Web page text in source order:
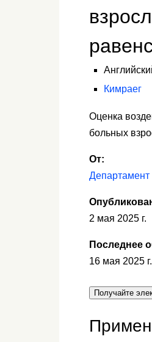
Кимраег
Оценка
больных
От:
Департамент
2 мая 2025 г.
Последнее
16 мая 2025
Получайте